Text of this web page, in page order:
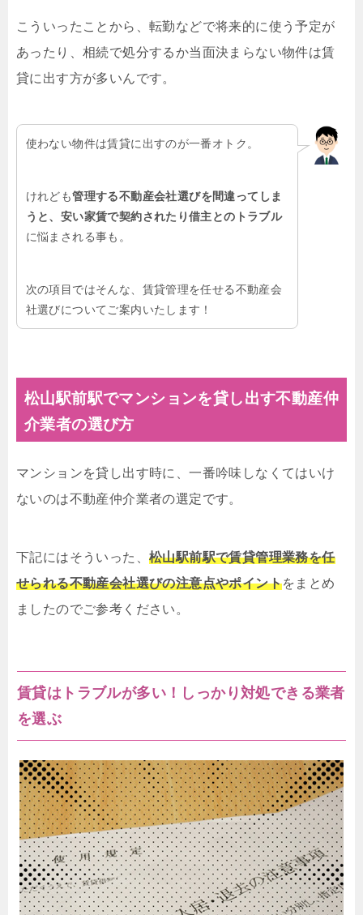
こういったことから、転勤などで将来的に使う予定が
あったり、相続で処分するか当面決まらない物件は賃
貸に出す方が多いんです。
使わない物件は賃貸に出すのが一番オトク。
けれども管理する不動産会社選びを間違ってしま
うと、安い家賃で契約されたり借主とのトラブル
に悩まされる事も。
次の項目ではそんな、賃貸管理を任せる不動産会
社選びについてご案内いたします！
松山駅前駅でマンションを貸し出す不動産仲
介業者の選び方
マンションを貸し出す時に、一番吟味しなくてはいけ
ないのは不動産仲介業者の選定です。
下記にはそういった、 松山駅前駅で賃貸管理業務を任
せられる不動産会社選びの注意点やポイントをまとめ
ましたのでご参考ください。
賃貸はトラブルが多い！しっかり対処できる業者
を選ぶ